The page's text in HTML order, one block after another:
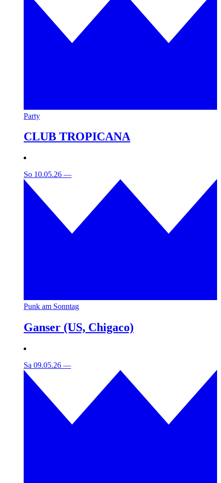
Party
CLUB TROPICANA
So 10.05.26 —
Punk am Sonntag
Ganser (US, Chigaco)
Sa 09.05.26 —